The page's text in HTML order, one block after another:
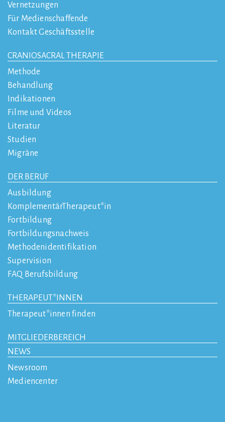
Vernetzungen
Für Medienschaffende
Kontakt Geschäftsstelle
CRANIOSACRAL THERAPIE
Methode
Behandlung
Indikationen
Filme und Videos
Literatur
Studien
Migräne
DER BERUF
Ausbildung
KomplementärTherapeut*in
Fortbildung
Fortbildungsnachweis
Methodenidentifikation
Supervision
FAQ Berufsbildung
THERAPEUT*INNEN
Therapeut*innen finden
MITGLIEDERBEREICH
NEWS
Newsroom
Mediencenter